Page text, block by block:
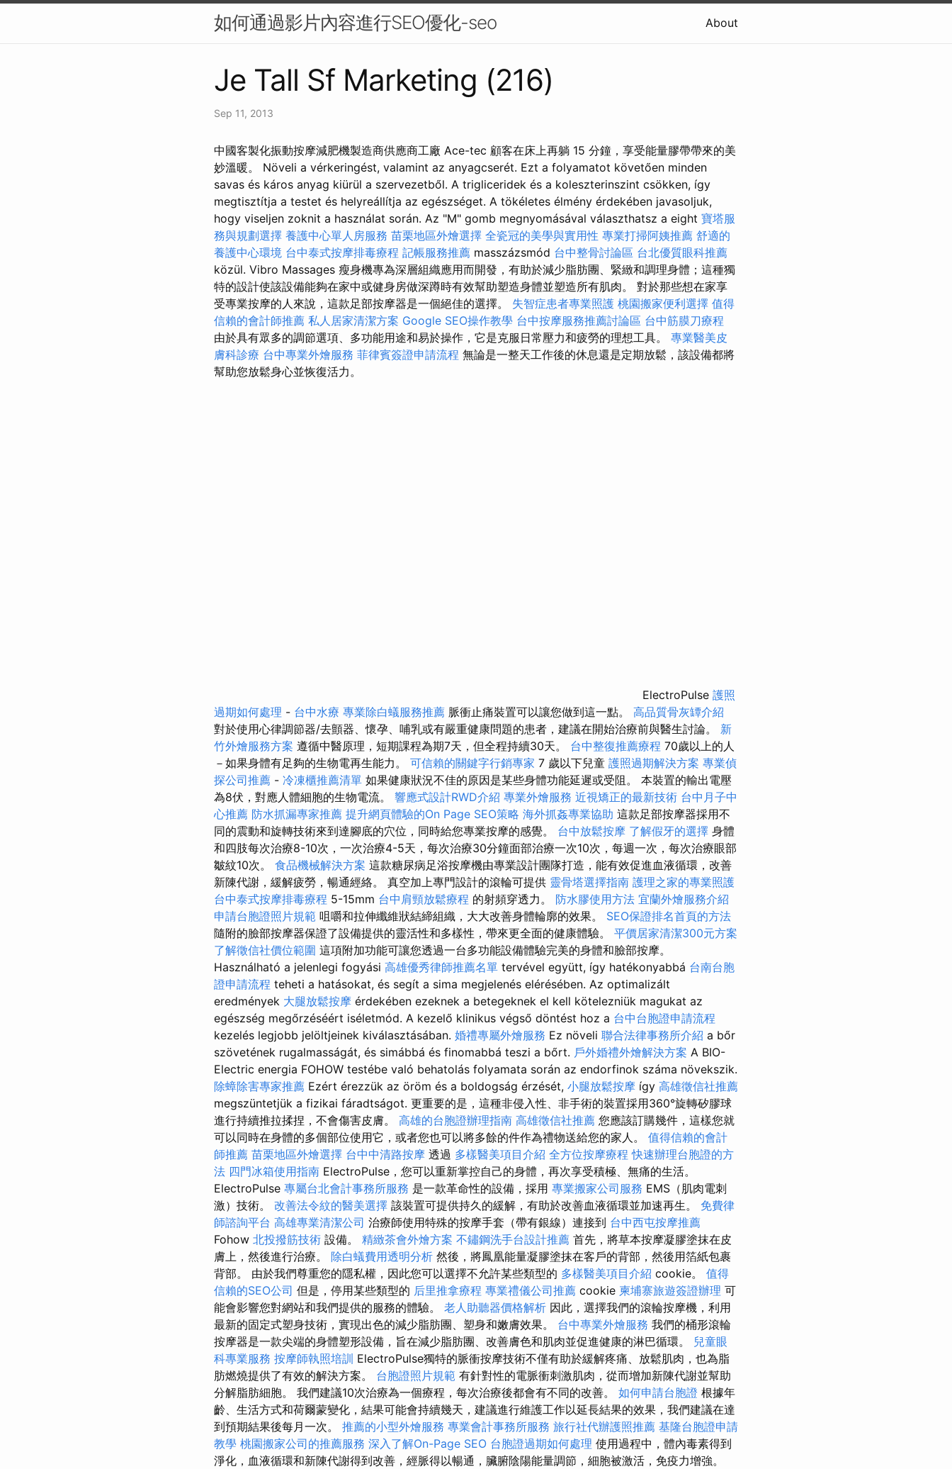
如何通過影片內容進行SEO優化-seo About
Je Tall Sf Marketing (216)
Sep 11, 2013
中國客製化振動按摩減肥機製造商供應商工廠 Ace-tec 顧客在床上再躺 15 分鐘，享受能量膠帶帶來的美
妙溫暖。 Növeli a vérkeringést, valamint az anyagcserét. Ezt a folyamatot követően minden
savas és káros anyag kiürül a szervezetből. A trigliceridek és a koleszterinszint csökken, így
megtisztítja a testet és helyreállítja az egészséget. A tökéletes élmény érdekében javasoljuk,
hogy viseljen zoknit a használat során. Az "M" gomb megnyomásával választhatsz a eight 寶塔服
務與規劃選擇 養護中心單人房服務 苗栗地區外燴選擇 全瓷冠的美學與實用性 專業打掃阿姨推薦 舒適的
養護中心環境 台中泰式按摩排毒療程 記帳服務推薦 masszázsmód 台中整骨討論區 台北優質眼科推薦
közül. Vibro Massages 瘦身機專為深層組織應用而開發，有助於減少脂肪團、緊緻和調理身體；這種獨
特的設計使該設備能夠在家中或健身房做深蹲時有效幫助塑造身體並塑造所有肌肉。 對於那些想在家享
受專業按摩的人來說，這款足部按摩器是一個絕佳的選擇。 失智症患者專業照護 桃園搬家便利選擇 值得
信賴的會計師推薦 私人居家清潔方案 Google SEO操作教學 台中按摩服務推薦討論區 台中筋膜刀療程
由於具有眾多的調節選項、多功能用途和易於操作，它是克服日常壓力和疲勞的理想工具。 專業醫美皮
膚科診療 台中專業外燴服務 菲律賓簽證申請流程 無論是一整天工作後的休息還是定期放鬆，該設備都將
幫助您放鬆身心並恢復活力。
ElectroPulse 護照
過期如何處理 - 台中水療 專業除白蟻服務推薦 脈衝止痛裝置可以讓您做到這一點。 高品質骨灰罈介紹
對於使用心律調節器/去顫器、懷孕、哺乳或有嚴重健康問題的患者，建議在開始治療前與醫生討論。 新
竹外燴服務方案 遵循中醫原理，短期課程為期7天，但全程持續30天。 台中整復推薦療程 70歲以上的人
－如果身體有足夠的生物電再生能力。 可信賴的關鍵字行銷專家 7 歲以下兒童 護照過期解決方案 專業偵
探公司推薦 - 冷凍櫃推薦清單 如果健康狀況不佳的原因是某些身體功能延遲或受阻。 本裝置的輸出電壓
為8伏，對應人體細胞的生物電流。 響應式設計RWD介紹 專業外燴服務 近視矯正的最新技術 台中月子中
心推薦 防水抓漏專家推薦 提升網頁體驗的On Page SEO策略 海外抓姦專業協助 這款足部按摩器採用不
同的震動和旋轉技術來到達腳底的穴位，同時給您專業按摩的感覺。 台中放鬆按摩 了解假牙的選擇 身體
和四肢每次治療8-10次，一次治療4-5天，每次治療30分鐘面部治療一次10次，每週一次，每次治療眼部
皺紋10次。 食品機械解決方案 這款糖尿病足浴按摩機由專業設計團隊打造，能有效促進血液循環，改善
新陳代謝，緩解疲勞，暢通經絡。 真空加上專門設計的滾輪可提供 靈骨塔選擇指南 護理之家的專業照護
台中泰式按摩排毒療程 5-15mm 台中肩頸放鬆療程 的射頻穿透力。 防水膠使用方法 宜蘭外燴服務介紹
申請台胞證照片規範 咀嚼和拉伸纖維狀結締組織，大大改善身體輪廓的效果。 SEO保證排名首頁的方法
隨附的臉部按摩器保證了設備提供的靈活性和多樣性，帶來更全面的健康體驗。 平價居家清潔300元方案
了解徵信社價位範圍 這項附加功能可讓您透過一台多功能設備體驗完美的身體和臉部按摩。
Használható a jelenlegi fogyási 高雄優秀律師推薦名單 tervével együtt, így hatékonyabbá 台南台胞
證申請流程 teheti a hatásokat, és segít a sima megjelenés elérésében. Az optimalizált
eredmények 大腿放鬆按摩 érdekében ezeknek a betegeknek el kell kötelezniük magukat az
egészség megőrzéséért iséletmód. A kezelő klinikus végső döntést hoz a 台中台胞證申請流程
kezelés legjobb jelöltjeinek kiválasztásában. 婚禮專屬外燴服務 Ez növeli 聯合法律事務所介紹 a bőr
szövetének rugalmasságát, és simábbá és finomabbá teszi a bőrt. 戶外婚禮外燴解決方案 A BIO-
Electric energia FOHOW testébe való behatolás folyamata során az endorfinok száma növekszik.
除蟑除害專家推薦 Ezért érezzük az öröm és a boldogság érzését, 小腿放鬆按摩 így 高雄徵信社推薦
megszüntetjük a fizikai fáradtságot. 更重要的是，這種非侵入性、非手術的裝置採用360°旋轉矽膠球
進行持續推拉揉捏，不會傷害皮膚。 高雄的台胞證辦理指南 高雄徵信社推薦 您應該訂購幾件，這樣您就
可以同時在身體的多個部位使用它，或者您也可以將多餘的件作為禮物送給您的家人。 值得信賴的會計
師推薦 苗栗地區外燴選擇 台中中清路按摩 透過 多樣醫美項目介紹 全方位按摩療程 快速辦理台胞證的方
法 四門冰箱使用指南 ElectroPulse，您可以重新掌控自己的身體，再次享受積極、無痛的生活。
ElectroPulse 專屬台北會計事務所服務 是一款革命性的設備，採用 專業搬家公司服務 EMS（肌肉電刺
激）技術。 改善法令紋的醫美選擇 該裝置可提供持久的緩解，有助於改善血液循環並加速再生。 免費律
師諮詢平台 高雄專業清潔公司 治療師使用特殊的按摩手套（帶有銀線）連接到 台中西屯按摩推薦
Fohow 北投撥筋技術 設備。 精緻茶會外燴方案 不鏽鋼洗手台設計推薦 首先，將草本按摩凝膠塗抹在皮
膚上，然後進行治療。 除白蟻費用透明分析 然後，將鳳凰能量凝膠塗抹在客戶的背部，然後用箔紙包裹
背部。 由於我們尊重您的隱私權，因此您可以選擇不允許某些類型的 多樣醫美項目介紹 cookie。 值得
信賴的SEO公司 但是，停用某些類型的 后里推拿療程 專業禮儀公司推薦 cookie 柬埔寨旅遊簽證辦理 可
能會影響您對網站和我們提供的服務的體驗。 老人助聽器價格解析 因此，選擇我們的滾輪按摩機，利用
最新的固定式塑身技術，實現出色的減少脂肪團、塑身和嫩膚效果。 台中專業外燴服務 我們的桶形滾輪
按摩器是一款尖端的身體塑形設備，旨在減少脂肪團、改善膚色和肌肉並促進健康的淋巴循環。 兒童眼
科專業服務 按摩師執照培訓 ElectroPulse獨特的脈衝按摩技術不僅有助於緩解疼痛、放鬆肌肉，也為脂
肪燃燒提供了有效的解決方案。 台胞證照片規範 有針對性的電脈衝刺激肌肉，從而增加新陳代謝並幫助
分解脂肪細胞。 我們建議10次治療為一個療程，每次治療後都會有不同的改善。 如何申請台胞證 根據年
齡、生活方式和荷爾蒙變化，結果可能會持續幾天，建議進行維護工作以延長結果的效果，我們建議在達
到預期結果後每月一次。 推薦的小型外燴服務 專業會計事務所服務 旅行社代辦護照推薦 基隆台胞證申請
教學 桃園搬家公司的推薦服務 深入了解On-Page SEO 台胞證過期如何處理 使用過程中，體內毒素得到
淨化，血液循環和新陳代謝得到改善，經脈得以暢通，臟腑陰陽能量調節，細胞被激活，免疫力增強。